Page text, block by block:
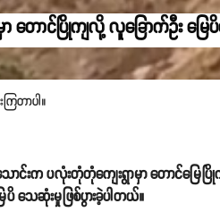
တောင်ပြိုကျလို့ လူခြောက်ဦး မြေ
ြတာပါ။
င်းက ပလုံးတုံတုံကျေးရွာမှာ တောင်မြေ
ပိ သေဆုံးမှုဖြစ်ပွားခဲ့ပါတယ်။